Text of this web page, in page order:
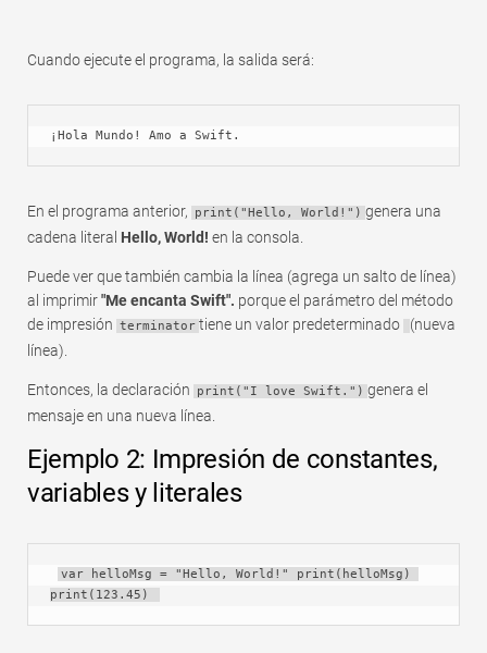
Cuando ejecute el programa, la salida será:
¡Hola Mundo! Amo a Swift.
En el programa anterior, print("Hello, World!") genera una
cadena literal Hello, World! en la consola.
Puede ver que también cambia la línea (agrega un salto de línea)
al imprimir"Me encanta Swift". porque el parámetro del método
de impresión terminator tiene un valor predeterminado
(nueva
línea).
Entonces, la declaración print("I love Swift.") genera el
mensaje en una nueva línea.
Ejemplo 2: Impresión de constantes,
variables y literales
var helloMsg = "Hello, World!" print(helloMsg)
print(123.45)